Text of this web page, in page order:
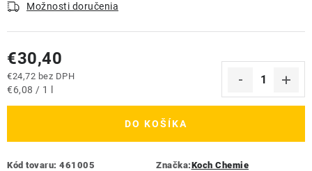
Možnosti doručenia
€30,40
€24,72 bez DPH
Jednotková cena:
€6,08 / 1 l
DO KOŠÍKA
Kód tovaru: 461005 Značka:Koch Chemie